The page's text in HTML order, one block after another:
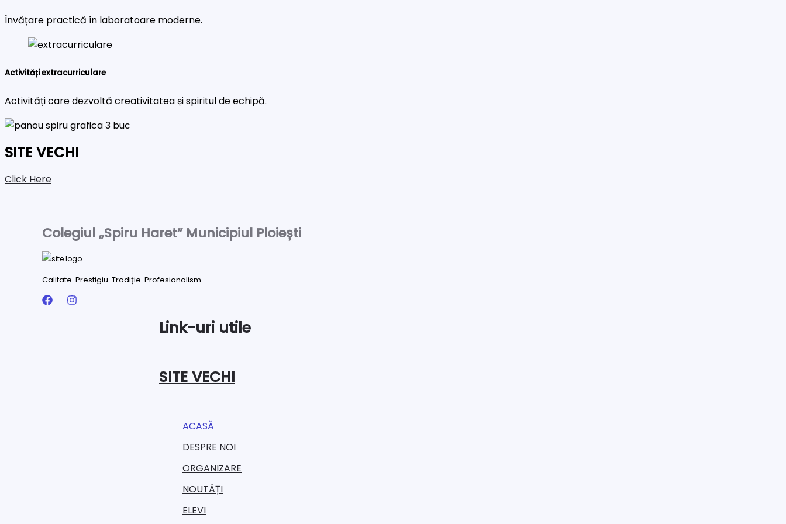
Învățare practică în laboratoare moderne.
Activități extracurriculare
Activități care dezvoltă creativitatea și spiritul de echipă.
SITE VECHI
Click Here
Colegiul „Spiru Haret” Municipiul Ploiești
Calitate. Prestigiu. Tradiție. Profesionalism.
Link-uri utile
SITE VECHI
ACASĂ
DESPRE NOI
ORGANIZARE​
NOUTĂȚI
ELEVI